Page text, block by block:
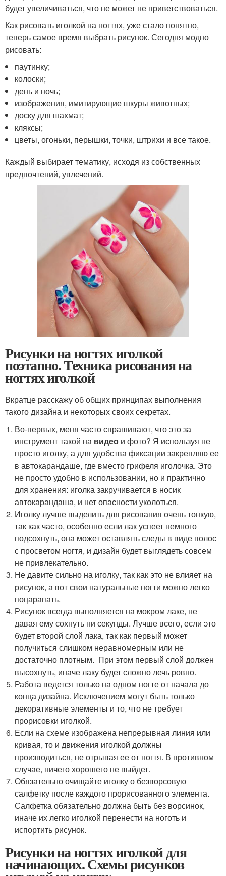
будет увеличиваться, что не может не приветствоваться.
Как рисовать иголкой на ногтях, уже стало понятно,
теперь самое время выбрать рисунок. Сегодня модно
рисовать:
паутинку;
колоски;
день и ночь;
изображения, имитирующие шкуры животных;
доску для шахмат;
кляксы;
цветы, огоньки, перышки, точки, штрихи и все такое.
Каждый выбирает тематику, исходя из собственных
предпочтений, увлечений.
Рисунки на ногтях иголкой
поэтапно. Техника рисования на
ногтях иголкой
Вкратце расскажу об общих принципах выполнения
такого дизайна и некоторых своих секретах.
Во-первых, меня часто спрашивают, что это за
инструмент такой на видео и фото? Я используя не
просто иголку, а для удобства фиксации закрепляю ее
в автокарандаше, где вместо грифеля иголочка. Это
не просто удобно в использовании, но и практично
для хранения: иголка закручивается в носик
автокарандаша, и нет опасности уколоться.
Иголку лучше выделить для рисования очень тонкую,
так как часто, особенно если лак успеет немного
подсохнуть, она может оставлять следы в виде полос
с просветом ногтя, и дизайн будет выглядеть совсем
не привлекательно.
Не давите сильно на иголку, так как это не влияет на
рисунок, а вот свои натуральные ногти можно легко
поцарапать.
Рисунок всегда выполняется на мокром лаке, не
давая ему сохнуть ни секунды. Лучше всего, если это
будет второй слой лака, так как первый может
получиться слишком неравномерным или не
достаточно плотным. При этом первый слой должен
высохнуть, иначе лаку будет сложно лечь ровно.
Работа ведется только на одном ногте от начала до
конца дизайна. Исключением могут быть только
декоративные элементы и то, что не требует
прорисовки иголкой.
Если на схеме изображена непрерывная линия или
кривая, то и движения иголкой должны
производиться, не отрывая ее от ногтя. В противном
случае, ничего хорошего не выйдет.
Обязательно очищайте иголку о безворсовую
салфетку после каждого прорисованного элемента.
Салфетка обязательно должна быть без ворсинок,
иначе их легко иголкой перенести на ноготь и
испортить рисунок.
Рисунки на ногтях иголкой для
начинающих. Схемы рисунков